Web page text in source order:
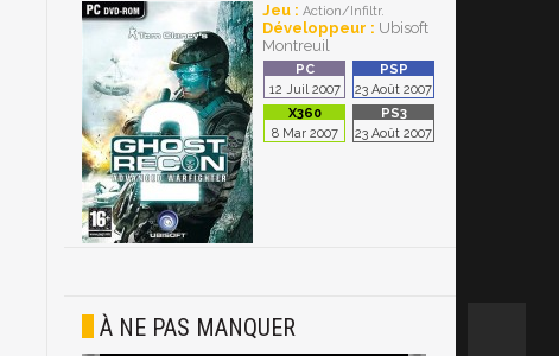
Jeu : Action/Infiltr.
Développeur : Ubisoft
Montreuil
12 Juil 2007 23 Août 2007
8 Mar 2007 23 Août 2007
À NE PAS MANQUER